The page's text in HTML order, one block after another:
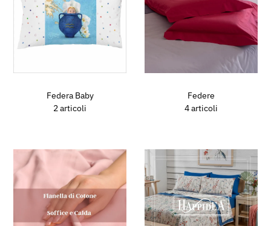
Federa Baby
2 articoli
Federe
4 articoli